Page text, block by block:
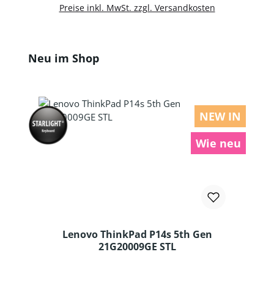
Preise inkl. MwSt. zzgl. Versandkosten
Produktgalerie überspringen
Neu im Shop
NEW IN
Wie neu
Lenovo ThinkPad P14s 5th Gen
21G20009GE STL